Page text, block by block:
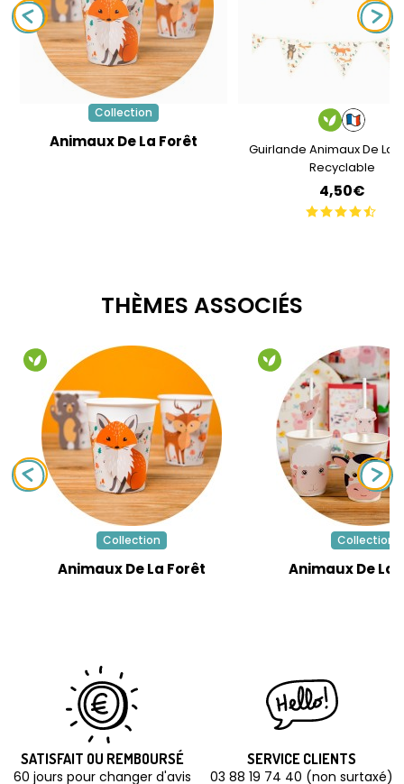
Collection
Animaux De La Forêt
Guirlande Animaux De La
Recyclable
4,50€
THÈMES ASSOCIÉS
Collection
Animaux De La Forêt
Collection
Animaux De La
SATISFAIT OU REMBOURSÉ
60 jours pour changer d'avis
SERVICE CLIENTS
03 88 19 74 40 (non surtaxé)